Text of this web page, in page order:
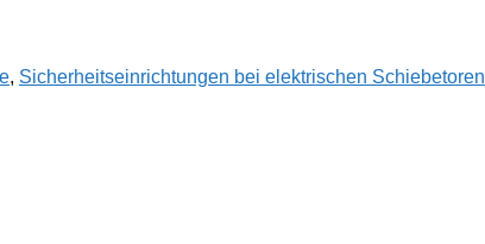
, Sicherheitseinrichtungen bei elektrischen Schiebetoren